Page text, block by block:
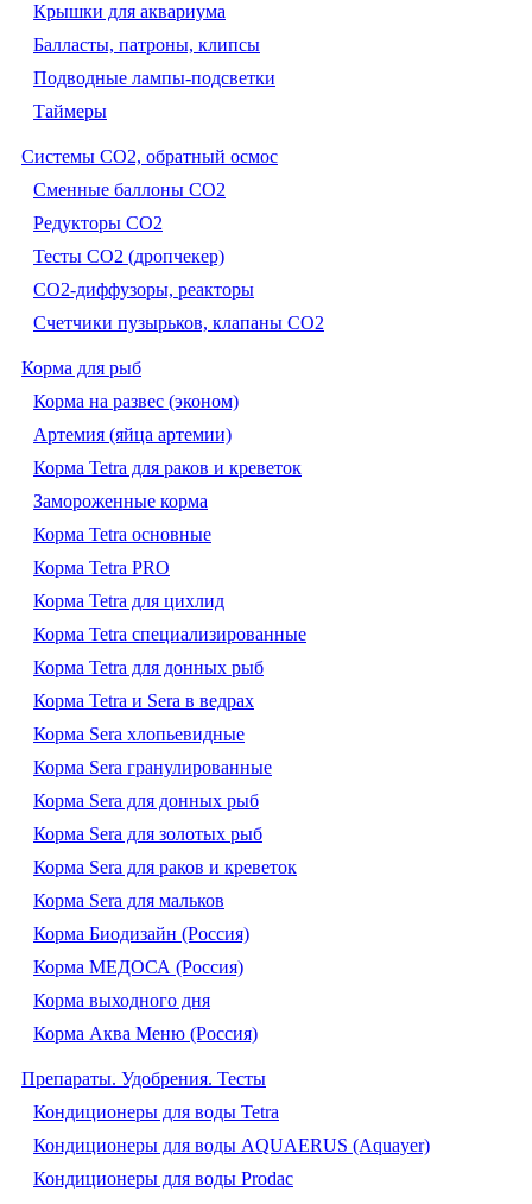
Крышки для аквариума
Балласты, патроны, клипсы
Подводные лампы-подсветки
Таймеры
Системы CO2, обратный осмос
Сменные баллоны СО2
Редукторы СО2
Тесты CO2 (дропчекер)
СО2-диффузоры, реакторы
Счетчики пузырьков, клапаны СО2
Корма для рыб
Корма на развес (эконом)
Артемия (яйца артемии)
Корма Tetra для раков и креветок
Замороженные корма
Корма Tetra основные
Корма Tetra PRO
Корма Tetra для цихлид
Корма Tetra специализированные
Корма Tetra для донных рыб
Корма Tetra и Sera в ведрах
Корма Sera хлопьевидные
Корма Sera гранулированные
Корма Sera для донных рыб
Корма Sera для золотых рыб
Корма Sera для раков и креветок
Корма Sera для мальков
Корма Биодизайн (Россия)
Корма МЕДОСА (Россия)
Корма выходного дня
Корма Аква Меню (Россия)
Препараты. Удобрения. Тесты
Кондиционеры для воды Tetra
Кондиционеры для воды AQUAERUS (Aquayer)
Кондиционеры для воды Prodac